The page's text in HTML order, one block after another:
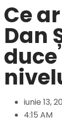
Ce
Dan
iunie 13,
4:15 AM